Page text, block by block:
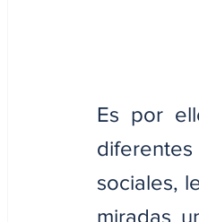
Es por
sociales,
miradas